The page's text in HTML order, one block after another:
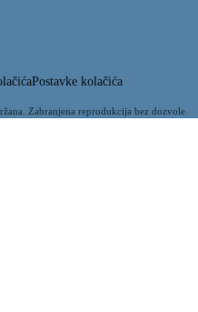
Postavke kolačića
Zabranjena reprodukcija bez dozvole.